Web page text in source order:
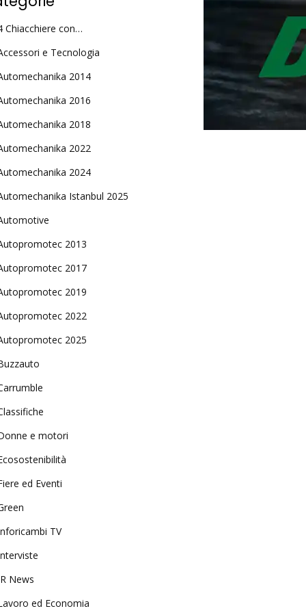
Chiacchiere con…
e Tecnologia
2014
2016
2018
2022
2024
Istanbul 2025
2013
2017
2019
2022
2025
e motori
ed Eventi
TV
News
ed Economia